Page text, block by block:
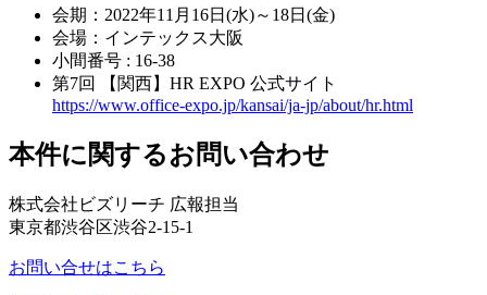
会期：2022年11月16日(水)～18日(金)
会場：インテックス大阪
小間番号 : 16-38
第7回 【関西】HR EXPO 公式サイト
https://www.office-expo.jp/kansai/ja-jp/about/hr.html
本件に関するお問い合わせ
株式会社ビズリーチ 広報担当
東京都渋谷区渋谷2-15-1
お問い合せはこちら